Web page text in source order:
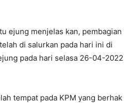
ejung menjelas kan, pembagian
di salurkan pada hari ini di
pada hari selasa 26-04-2022
tempat pada KPM yang berhak